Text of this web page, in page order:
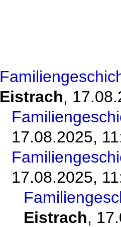
Eistrach,
17.08.2025,
17.08.2025,
Eistrach,